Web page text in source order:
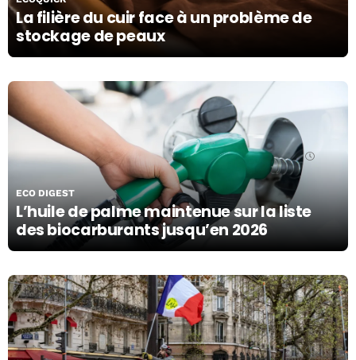
La filière du cuir face à un problème de
stockage de peaux
L’huile de palme maintenue sur la liste
des biocarburants jusqu’en 2026
ECO DIGEST
18/11/19